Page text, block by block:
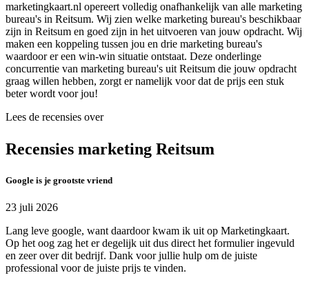
marketingkaart.nl opereert volledig onafhankelijk van alle marketing
bureau's in Reitsum. Wij zien welke marketing bureau's beschikbaar
zijn in Reitsum en goed zijn in het uitvoeren van jouw opdracht. Wij
maken een koppeling tussen jou en drie marketing bureau's
waardoor er een win-win situatie ontstaat. Deze onderlinge
concurrentie van marketing bureau's uit Reitsum die jouw opdracht
graag willen hebben, zorgt er namelijk voor dat de prijs een stuk
beter wordt voor jou!
Lees de recensies over
Recensies marketing Reitsum
Google is je grootste vriend
23 juli 2026
Lang leve google, want daardoor kwam ik uit op Marketingkaart.
Op het oog zag het er degelijk uit dus direct het formulier ingevuld
en zeer over dit bedrijf. Dank voor jullie hulp om de juiste
professional voor de juiste prijs te vinden.